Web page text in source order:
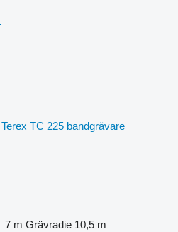
Terex TC 225 bandgrävare
7 m Grävradie 10,5 m